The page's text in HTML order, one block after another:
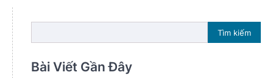
Tìm kiếm
Bài Viết Gần Đây